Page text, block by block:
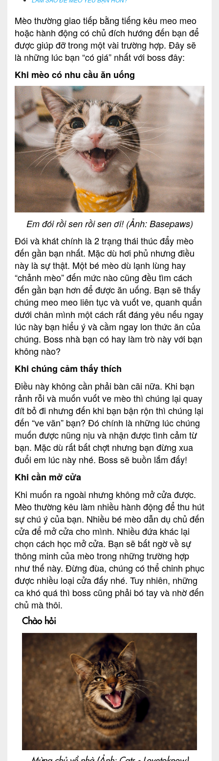
Mèo thường giao tiếp bằng tiếng kêu meo meo
hoặc hành động có chủ đích hướng đến bạn để
được giúp đỡ trong một vài trường hợp. Đây sẽ
là những lúc bạn “có giá” nhất với boss đây:
Khi mèo có nhu cầu ăn uống
Em đói rồi sen rồi sen ơi! (Ảnh: Basepaws)
Đói và khát chính là 2 trạng thái thúc đẩy mèo
đến gần bạn nhất. Mặc dù hơi phủ nhưng điều
này là sự thật. Một bé mèo dù lạnh lùng hay
“chảnh mèo” đến mức nào cũng đều tìm cách
đến gần bạn hơn để được ăn uống. Bạn sẽ thấy
chúng meo meo liên tục và vuốt ve, quanh quẩn
dưới chân mình một cách rất đáng yêu nếu ngay
lúc này bạn hiểu ý và cầm ngay lon thức ăn của
chúng. Boss nhà bạn có hay làm trò này với bạn
không nào?
Khi chúng cảm thấy thích
Điều này không cần phải bàn cãi nữa. Khi bạn
rảnh rỗi và muốn vuốt ve mèo thì chúng lại quay
đít bỏ đi nhưng đến khi bạn bận rộn thì chúng lại
đến “ve vãn” bạn? Đó chính là những lúc chúng
muốn được nũng nịu và nhận được tình cảm từ
bạn. Mặc dù rất bất chợt nhưng bạn đừng xua
đuổi em lúc này nhé. Boss sẽ buồn lắm đấy!
Khi cần mở cửa
Khi muốn ra ngoài nhưng không mở cửa được.
Mèo thường kêu làm nhiều hành động để thu hút
sự chú ý của bạn. Nhiều bé mèo dẫn dụ chủ đến
cửa để mở cửa cho mình. Nhiều đứa khác lại
chọn cách học mở cửa. Bạn sẽ bất ngờ về sự
thông minh của mèo trong những trường hợp
như thế này. Đừng đùa, chúng có thể chinh phục
được nhiều loại cửa đấy nhé. Tuy nhiên, những
ca khó quá thì boss cũng phải bó tay và nhờ đến
chủ mà thôi.
Chào hỏi